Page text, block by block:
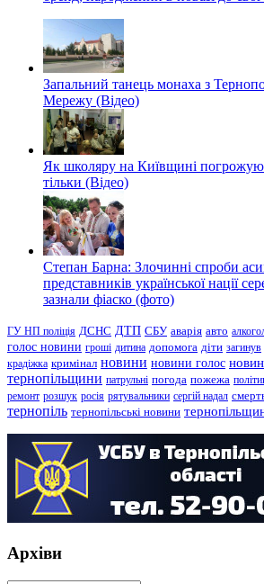
Запальний танець монаха з
Мережу (Відео)
Як школяру на Київщині
тільки (Відео)
Степан Барна: Злочинні спроби
представників української нації
зазнали фіаско (фото)
ГУ НП поліція ДСНС ДТП СБУ аварія авто
голос новини гроші дитина допомога діти загинув
крадіжка кримінал новини новини голос
тернопільщини патрульні погода пожежа
ремонт розшук росія рятувальники сергій надал
тернопіль тернопільські новини
Архіви